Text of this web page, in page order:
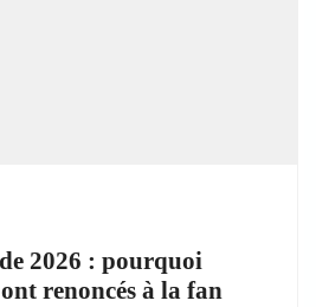
2026 : pourquoi
renoncés à la fan